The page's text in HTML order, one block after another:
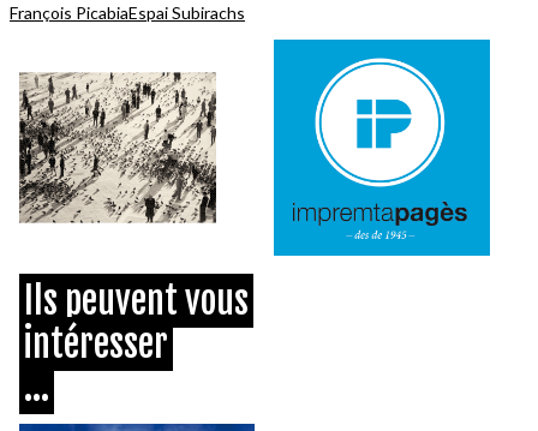
François PicabiaEspai Subirachs
Ils peuvent vous
intéresser
...